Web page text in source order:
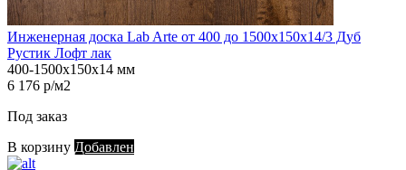
Инженерная доска Lab Arte от 400 до 1500х150х14/3 Дуб
Рустик Лофт лак
400-1500х150х14 мм
6 176 р/м2
Под заказ
В корзину Добавлен